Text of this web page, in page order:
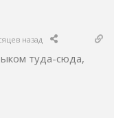
назад
туда-сюда,